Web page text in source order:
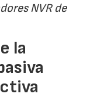
NVR de
la